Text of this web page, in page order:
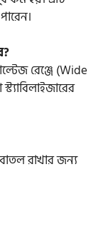
রেঞ্জে (Wide
রাখার জন্য